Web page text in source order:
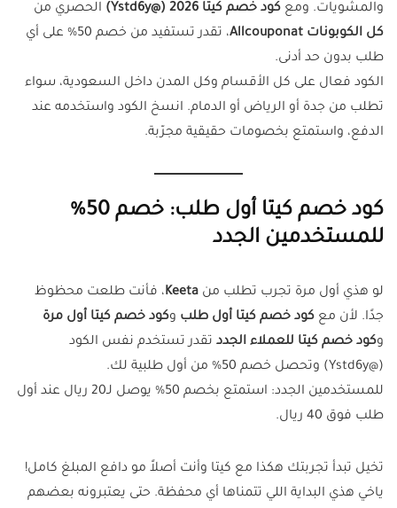
والمشويات. ومع كود خصم كيتا 2026 (@Ystd6y)
الحصري من
كل الكوبونات Allcouponat
، تقدر تستفيد من خصم 50% على أي
طلب بدون حد أدنى.
الكود فعال على كل الأقسام وكل المدن داخل السعودية، سواء
تطلب من جدة أو الرياض أو الدمام. انسخ الكود واستخدمه عند
الدفع، واستمتع بخصومات حقيقية مجرّبة.
كود خصم كيتا أول طلب: خصم 50%
للمستخدمين الجدد
لو هذي أول مرة تجرب تطلب من Keeta، فأنت طلعت محظوظ
جدًا. لأن مع كود خصم كيتا أول طلب وكود خصم كيتا أول مرة
وكود خصم كيتا للعملاء الجدد تقدر تستخدم نفس الكود
(@Ystd6y) وتحصل خصم 50% من أول طلبية لك.
للمستخدمين الجدد: استمتع بخصم 50% يوصل لـ20 ريال عند أول
طلب فوق 40 ريال.
تخيل تبدأ تجربتك هكذا مع كيتا وأنت أصلاً مو دافع المبلغ كامل!
ياخي هذي البداية اللي تتمناها أي محفظة. حتى يعتبرونه بعضهم